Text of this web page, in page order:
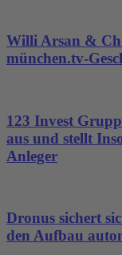
Willi Arsan &
münchen.tv-
123 Invest
aus und stellt
Anleger
Dronus sichert
den Aufbau